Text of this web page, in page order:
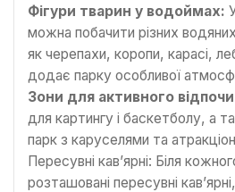
Фігури тварин у водоймах:
можна побачити різних
як черепахи, коропи, карасі,
додає парку особливої
Зони для активного
для картингу і баскетболу, а
парк з каруселями та
Пересувні кав’ярні: Біля
розташовані пересувні